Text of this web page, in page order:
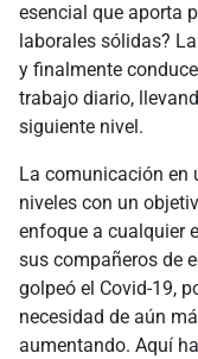
esencial que aporta
laborales sólidas?
y finalmente
trabajo diario,
siguiente nivel.
La comunicación en
niveles con un
enfoque a cualquier
sus compañeros de
golpeó el Covid-19,
necesidad de aún
aumentando. Aquí